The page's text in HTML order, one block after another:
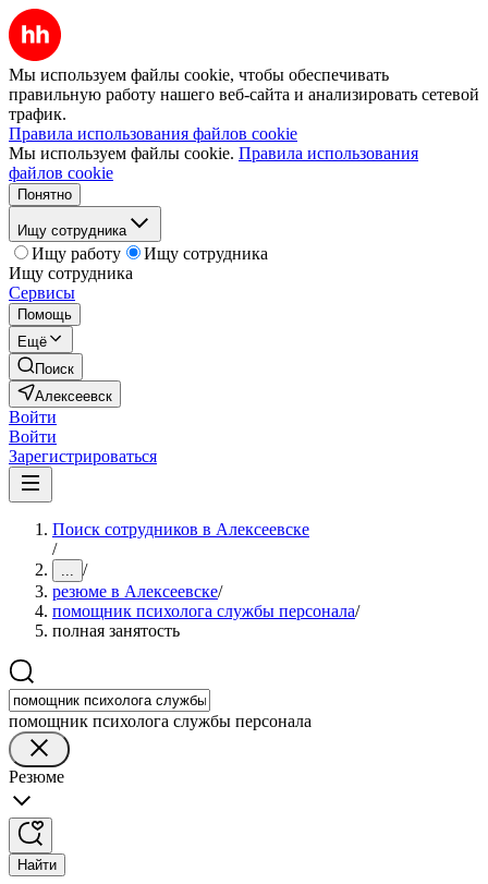
Мы используем файлы cookie, чтобы обеспечивать
правильную работу нашего веб-сайта и анализировать сетевой
трафик.
Правила использования файлов cookie
Мы используем файлы cookie. Правила использования
файлов cookie
Понятно
Ищу сотрудника
Ищу работу
Ищу сотрудника
Ищу сотрудника
Сервисы
Помощь
Ещё
Поиск
Алексеевск
Войти
Войти
Зарегистрироваться
Поиск сотрудников в Алексеевске
/
... /
резюме в Алексеевске/
помощник психолога службы персонала/
полная занятость
помощник психолога службы персонала
Резюме
Найти